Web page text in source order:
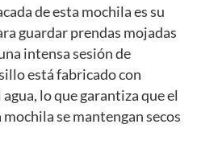
de esta mochila es su
guardar prendas mojadas
intensa sesión de
está fabricado con
lo que garantiza que el
se mantengan secos